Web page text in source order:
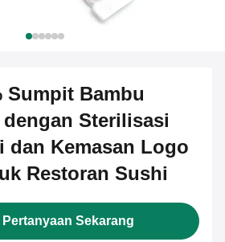
Sumpit Bambu
Sterilisasi
dan Kemasan Logo
Restoran Sushi
Sekarang